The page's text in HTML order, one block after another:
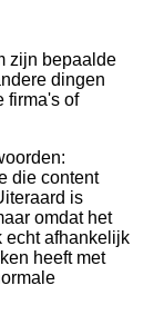
zijn bepaalde
dingen
firma's of
die content
is
omdat het
echt afhankelijk
heeft met